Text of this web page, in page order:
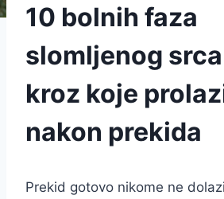
10 bolnih faza
slomljenog
kroz koje
nakon prekida
Prekid gotovo nikome ne